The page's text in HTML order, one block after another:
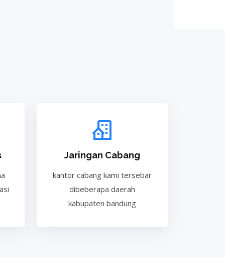
Jaringan Cabang
kantor cabang kami tersebar
dibeberapa daerah
kabupaten bandung